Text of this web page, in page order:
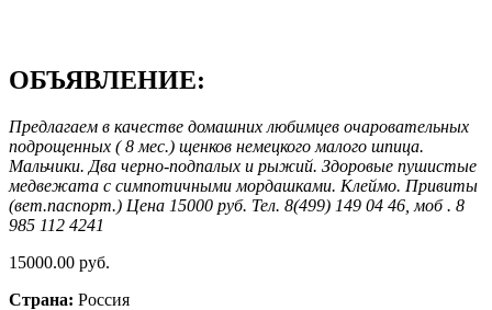
ОБЪЯВЛЕНИЕ:
Предлагаем в качестве домашних любимцев очаровательных
подрощенных ( 8 мес.) щенков немецкого малого шпица.
Мальчики. Два черно-подпалых и рыжий. Здоровые пушистые
медвежата с симпотичными мордашками. Клеймо. Привиты
(вет.паспорт.) Цена 15000 руб. Тел. 8(499) 149 04 46, моб . 8
985 112 4241
15000.00 руб.
Страна: Россия